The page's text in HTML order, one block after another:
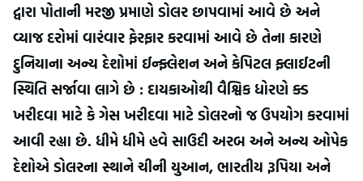
દ્વારા પોતાની મરજી પ્રમાણે ડોલર છાપવામાં આવે છે અને
વ્યાજ દરોમાં વારંવાર ફેરફાર કરવામાં આવે છે તેના કારણે
દુનિયાના અન્ય દેશોમાં ઈન્ફ્લેશન અને કેપિટલ ફ્લાઈટની
સ્થિતિ સર્જાવા લાગે છે : દાયકાઓથી વૈશ્વિક ધોરણે ક્ડ
ખરીદવા માટે કે ગેસ ખરીદવા માટે ડોલરનો જ ઉપયોગ કરવામાં
આવી રહ્યા છે. ધીમે ધીમે હવે સાઉદી અરબ અને અન્ય ઓપેક
દેશોએ ડોલરના સ્થાને ચીની યુઆન, ભારતીય રૂપિયા અને